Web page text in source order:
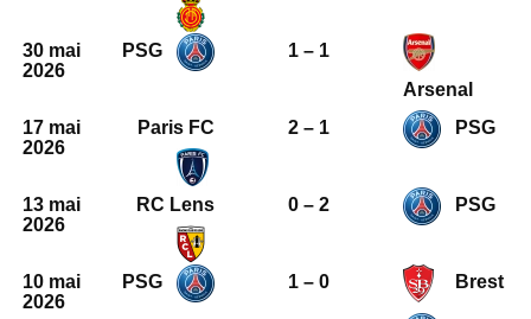
30 mai
2026
PSG
1 – 1
Arsenal
17 mai
2026
Paris FC 2 – 1 PSG
13 mai
2026
RC Lens 0 – 2 PSG
10 mai
2026
PSG 1 – 0 Brest